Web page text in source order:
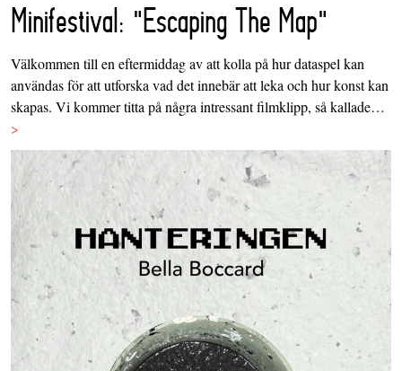
Minifestival: "Escaping The Map"
Välkommen till en eftermiddag av att kolla på hur dataspel kan
användas för att utforska vad det innebär att leka och hur konst kan
skapas. Vi kommer titta på några intressant filmklipp, så kallade…
>